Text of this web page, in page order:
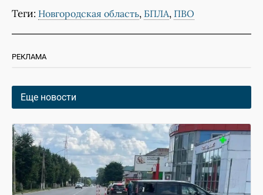
Теги: Новгородская область, БПЛА, ПВО
РЕКЛАМА
Еще новости